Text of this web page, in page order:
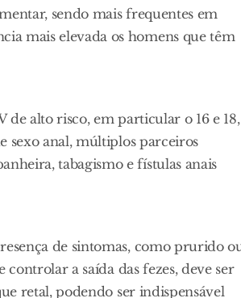
sendo mais frequentes em
mais elevada os homens que têm
alto risco, em particular o 16 e 18,
sexo anal, múltiplos parceiros
tabagismo e fístulas anais
de sintomas, como prurido
a saída das fezes, deve ser
retal, podendo ser indispensável